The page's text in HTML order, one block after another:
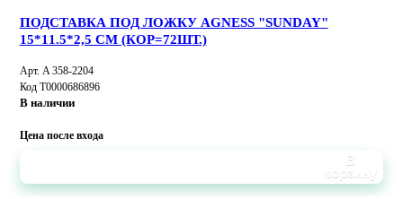
ПОДСТАВКА ПОД ЛОЖКУ AGNESS "SUNDAY"
15*11.5*2,5 СМ (КОР=72ШТ.)
Арт. A 358-2204
Код Т0000686896
В наличии
Цена после входа
В
корзину